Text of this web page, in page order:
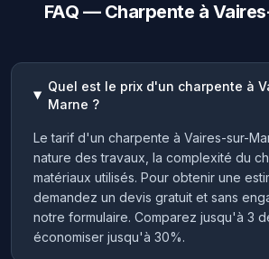
FAQ — Charpente à
Quel est le prix d'un charpente à
Marne ?
Le tarif d'un charpente à Vaires-sur-
nature des travaux, la complexité du
matériaux utilisés. Pour obtenir une
demandez un devis gratuit et sans
notre formulaire. Comparez jusqu'à 3
économiser jusqu'à 30%.